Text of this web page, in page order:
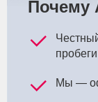
Почему
пробеги
Мы —